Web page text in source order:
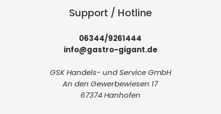
Support / Hotline
06344/9261444
info@gastro-gigant.de
GSK Handels- und Service GmbH
An den Gewerbewiesen 17
67374 Hanhofen